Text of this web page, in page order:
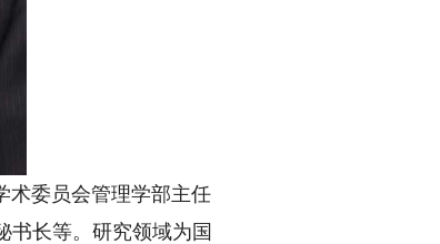
委员会管理学部主任
书长等。研究领域为国